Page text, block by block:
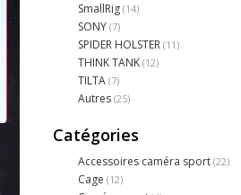
SmallRig(14)
SONY(7)
SPIDER HOLSTER(11)
THINK TANK(12)
TILTA(7)
Autres (25)
Catégories
Accessoires caméra sport(22)
Cage (12)